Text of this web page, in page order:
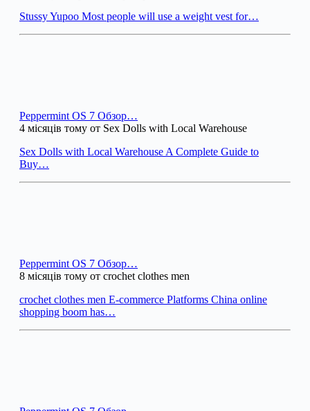
Stussy Yupoo Most people will use a weight vest for…
Peppermint OS 7 Обзор…
4 місяців тому от Sex Dolls with Local Warehouse
Sex Dolls with Local Warehouse A Complete Guide to
Buy…
Peppermint OS 7 Обзор…
8 місяців тому от crochet clothes men
crochet clothes men E-commerce Platforms China online
shopping boom has…